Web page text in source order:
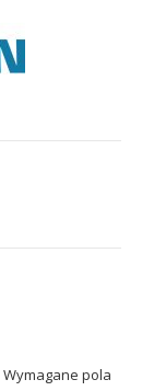
Wymagane pola